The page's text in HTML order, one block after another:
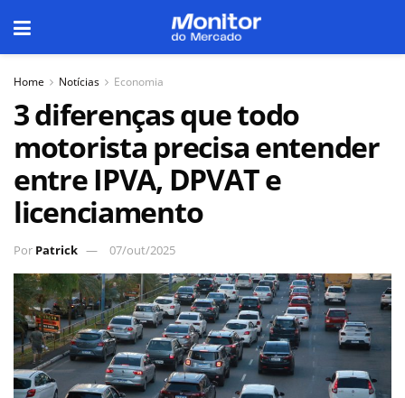
Home Notícias Economia
3 diferenças que todo
motorista precisa entender
entre IPVA, DPVAT e
licenciamento
Por Patrick 07/out/2025